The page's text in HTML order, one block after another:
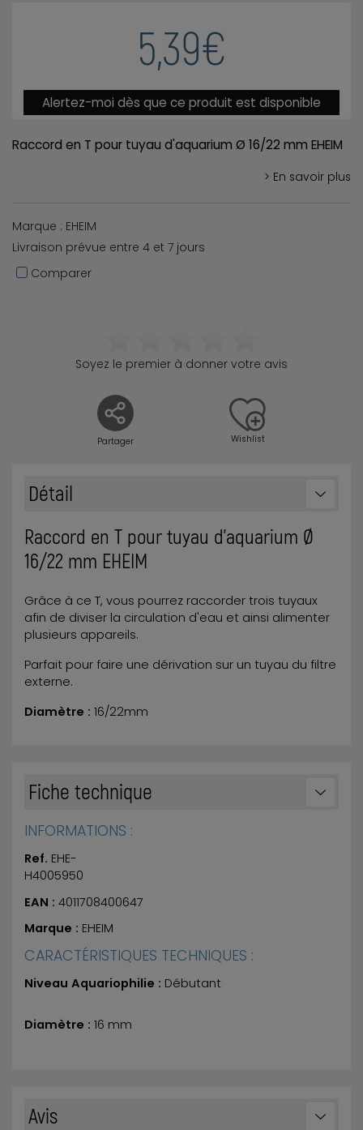
5,39€
Alertez-moi dès que ce produit est disponible
Raccord en T pour tuyau d'aquarium Ø 16/22 mm EHEIM
> En savoir plus
Marque : EHEIM
Livraison prévue entre 4 et 7 jours
Comparer
Partager
Soyez le premier à donner votre avis
Wishlist
Détail
Raccord en T pour tuyau d'aquarium Ø
16/22 mm EHEIM
Grâce à ce T, vous pourrez raccorder trois tuyaux
afin de diviser la circulation d'eau et ainsi alimenter
plusieurs appareils.
Parfait pour faire une dérivation sur un tuyau du filtre
externe.
Diamètre : 16/22mm
Fiche technique
INFORMATIONS :
Ref. EHE-
H4005950
EAN : 4011708400647
Marque : EHEIM
CARACTÉRISTIQUES TECHNIQUES :
Niveau Aquariophilie : Débutant
Diamètre : 16 mm
Avis